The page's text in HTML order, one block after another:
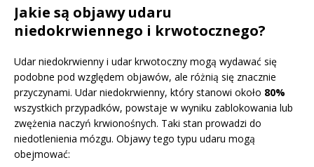
Jakie są objawy udaru
niedokrwiennego i krwotocznego?
Udar niedokrwienny i udar krwotoczny mogą wydawać się
podobne pod względem objawów, ale różnią się znacznie
przyczynami. Udar niedokrwienny, który stanowi około 80%
wszystkich przypadków, powstaje w wyniku zablokowania lub
zwężenia naczyń krwionośnych. Taki stan prowadzi do
niedotlenienia mózgu. Objawy tego typu udaru mogą
obejmować: